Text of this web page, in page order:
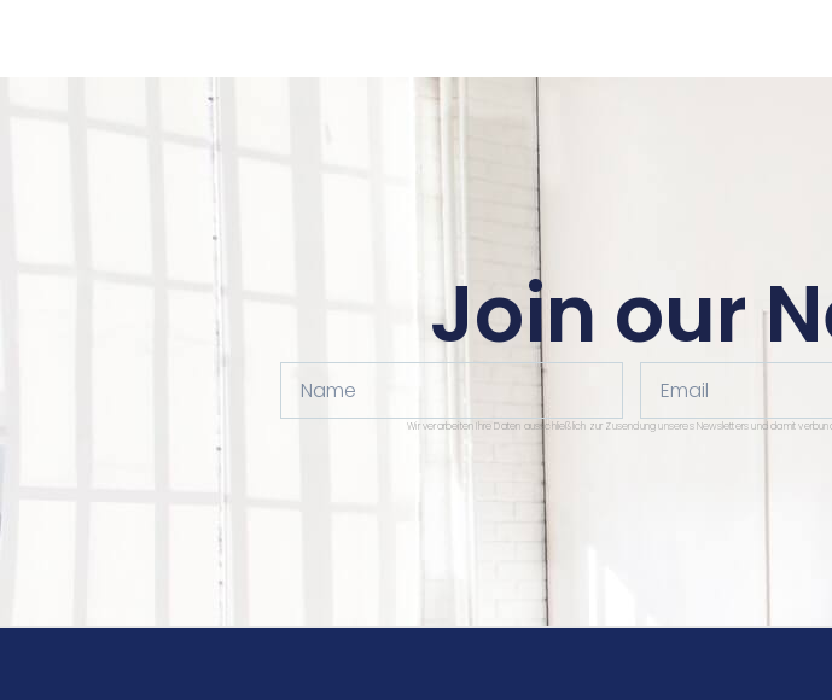
Join our
Name Email
Wir verarbeiten Ihre Daten ausschließlich zur Zusendung unseres Newsletters und damit